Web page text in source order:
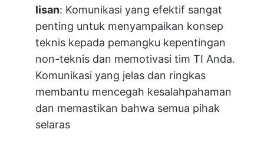
lisan: Komunikasi yang efektif sangat
penting untuk menyampaikan konsep
teknis kepada pemangku kepentingan
non-teknis dan memotivasi tim TI Anda.
Komunikasi yang jelas dan ringkas
membantu mencegah kesalahpahaman
dan memastikan bahwa semua pihak
selaras